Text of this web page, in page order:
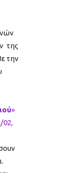
της
την
»
02,